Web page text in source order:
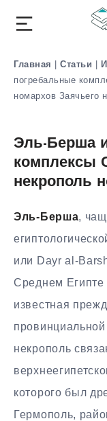
Главная | Статьи |
погребальные
номархов Заячьего
Эль-Берша
комплексы
некрополь
Эль-Берша,
или Dayr al-
Среднем Египте
известная
некрополь
которого был
Гермополь,